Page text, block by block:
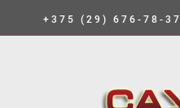
+375 (29) 676-78-37